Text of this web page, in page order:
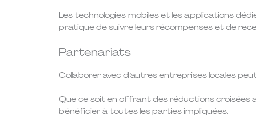
Les technologies mobiles et les applications
pratique de suivre leurs récompenses et de
Partenariats
Collaborer avec d’autres entreprises locales
Que ce soit en offrant des réductions croisées
bénéficier à toutes les parties impliquées.